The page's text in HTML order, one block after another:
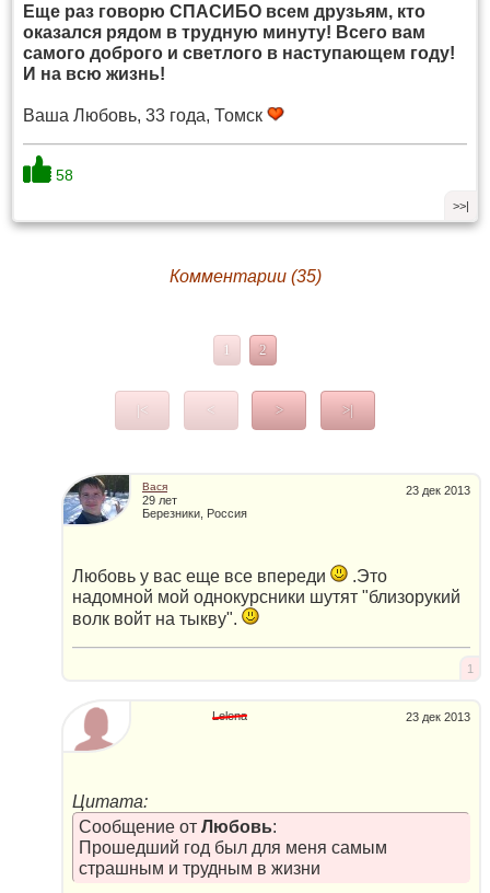
Еще раз говорю СПАСИБО всем друзьям, кто
оказался рядом в трудную минуту! Всего вам
самого доброго и светлого в наступающем году!
И на всю жизнь!
Ваша Любовь, 33 года, Томск
58
>>|
Комментарии (35)
1 2
|< < > >|
23 дек 2013
Вася
29 лет
Березники, Россия
Любовь у вас еще все впереди
.Это
надомной мой однокурсники шутят "близорукий
волк войт на тыкву".
1
23 дек 2013
Lelena
Цитата:
Сообщение от Любовь:
Прошедший год был для меня самым
страшным и трудным в жизни